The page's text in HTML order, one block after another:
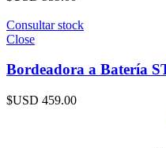
Consultar stock
Close
Bordeadora a Batería
$USD 459.00